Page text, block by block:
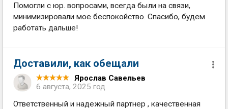
Помогли с юр. вопросами, всегда были на связи,
минимизировали мое беспокойство. Спасибо, будем
работать дальше!
Доставили, как обещали
Ярослав Савельев
6 августа, 2025 год
Ответственный и надежный партнер , качественная